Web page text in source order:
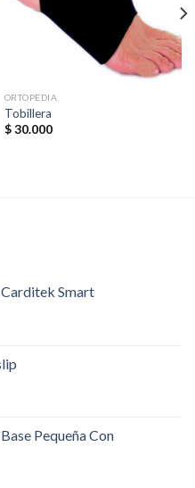
ORTOPEDIA
Tobillera
$30.000
Smart
Pequeña Con